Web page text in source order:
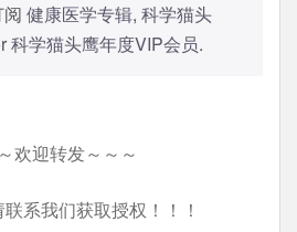
健康医学专辑, 科学猫头
科学猫头鹰年度VIP会员.
欢迎转发～～～
联系我们获取授权！！！